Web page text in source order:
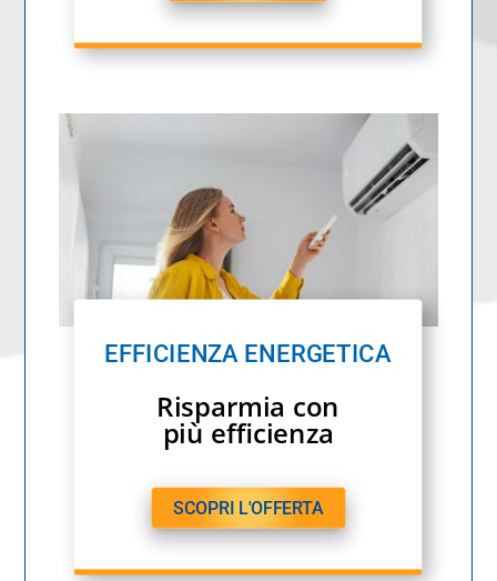
EFFICIENZA ENERGETICA
Risparmia con
più efficienza
SCOPRI L'OFFERTA